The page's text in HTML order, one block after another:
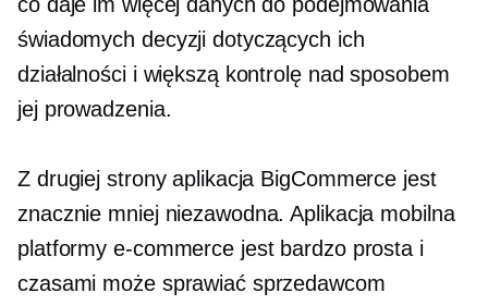
świadomych decyzji dotyczących ich
działalności i większą kontrolę nad sposobem
jej prowadzenia.
Z drugiej strony aplikacja BigCommerce jest
znacznie mniej niezawodna. Aplikacja mobilna
platformy e-commerce jest bardzo prosta i
czasami może sprawiać sprzedawcom